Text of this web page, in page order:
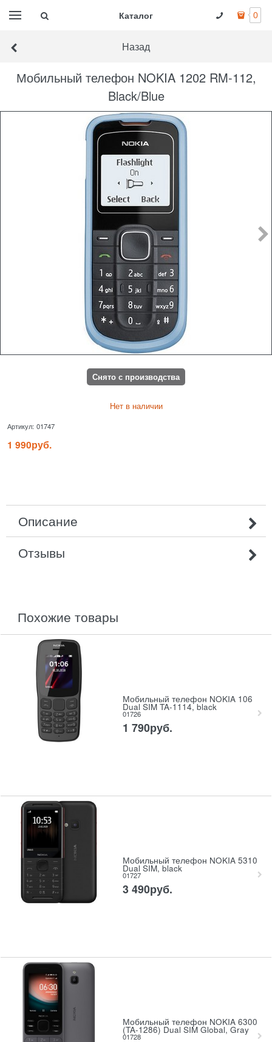
Каталог 0
Назад
Мобильный телефон NOKIA 1202 RM-112,
Black/Blue
Снято с производства
Нет в наличии
Артикул: 01747
1 990руб.
Описание
Отзывы
похожие товары
Мобильный телефон NOKIA 106
Dual SIM TA-1114, black
01726
1 790руб.
Мобильный телефон NOKIA 5310
Dual SIM, black
01727
3 490руб.
Мобильный телефон NOKIA 6300
(TA-1286) Dual SIM Global, Gray
01728